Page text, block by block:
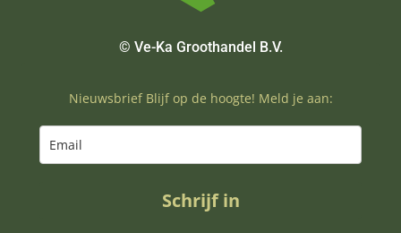
© Ve-Ka Groothandel B.V.
Nieuwsbrief Blijf op de hoogte! Meld je aan:
Schrijf in